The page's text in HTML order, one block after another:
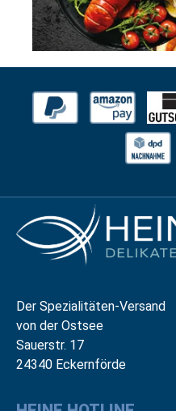
Der Spezialitäten-Versand
von der Ostsee
Sauerstr. 17
24340 Eckernförde